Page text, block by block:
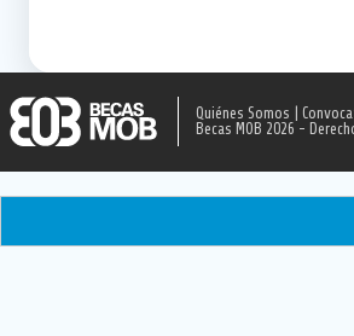
Quiénes Somos
Becas MOB 2026 -